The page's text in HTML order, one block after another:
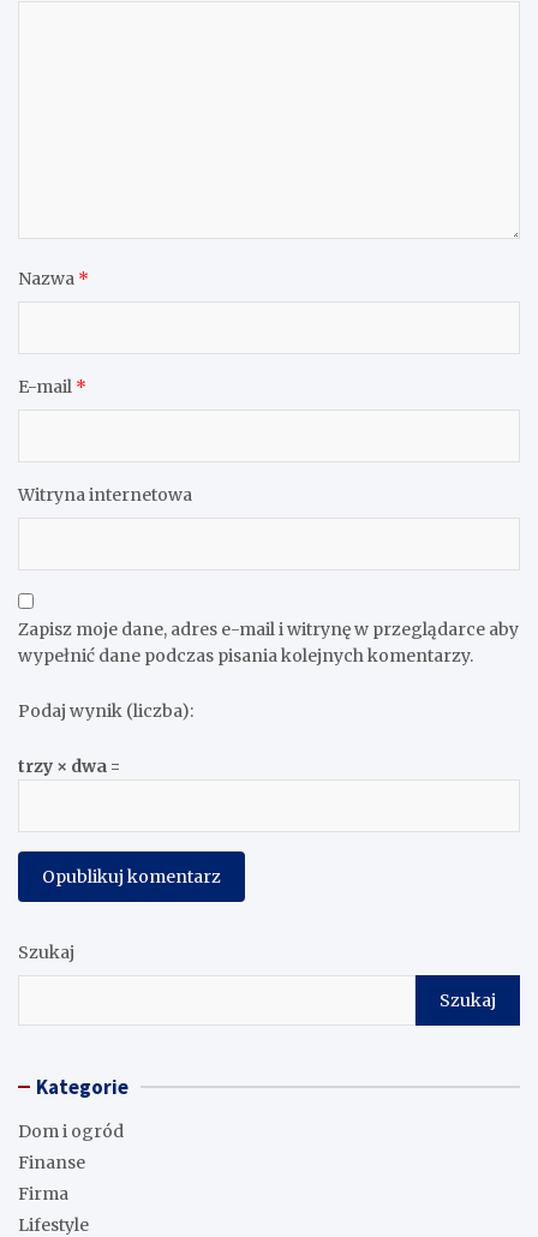
Nazwa *
E-mail *
Witryna internetowa
Zapisz moje dane, adres e-mail i witrynę w przeglądarce aby
wypełnić dane podczas pisania kolejnych komentarzy.
Podaj wynik (liczba):
trzy × dwa =
Szukaj
Szukaj
Kategorie
Dom i ogród
Finanse
Firma
Lifestyle